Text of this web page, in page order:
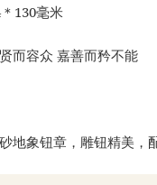
130毫米
而容众 嘉善而矜不能
地象钮章，雕钮精美，